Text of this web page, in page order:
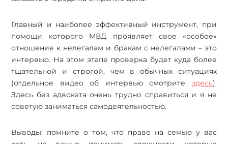
Главный и наиболее эффективный инструмент, при
помощи которого МВД проявляет свое «особое»
отношение к нелегалам и бракам с нелегалами – это
интервью. На этом этапе проверка будет куда более
тщательной и строгой, чем в обычных ситуациях
(отдельное видео об интервью смотрите здесь).
Здесь без адвоката очень трудно справиться и я не
советую заниматься самодеятельностью.
Выводы: помните о том, что право на семью у вас